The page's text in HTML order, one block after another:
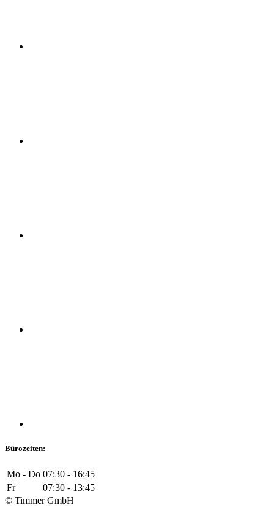
Bürozeiten:
Mo - Do 07:30 - 16:45
Fr
07:30 - 13:45
© Timmer GmbH